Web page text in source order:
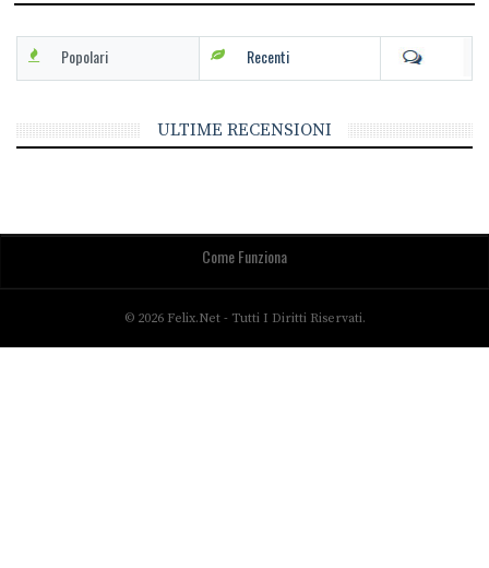
Popolari Recenti
ULTIME RECENSIONI
Come Funziona
© 2026 Felix.net - Tutti I Diritti Riservati.